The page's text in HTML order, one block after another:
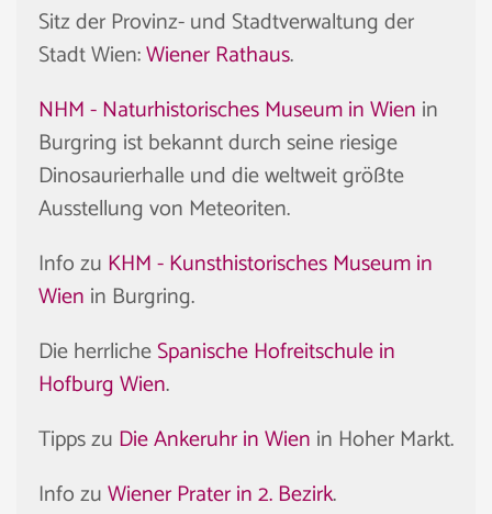
Sitz der Provinz- und Stadtverwaltung der
Stadt Wien:Wiener Rathaus.
NHM - Naturhistorisches Museum in Wien in
Burgring ist bekannt durch seine riesige
Dinosaurierhalle und die weltweit größte
Ausstellung von Meteoriten.
Info zu KHM - Kunsthistorisches Museum in
Wien in Burgring.
Die herrlicheSpanische Hofreitschule in
Hofburg Wien.
Tipps zu Die Ankeruhr in Wien in Hoher Markt.
Info zuWiener Prater in 2. Bezirk.